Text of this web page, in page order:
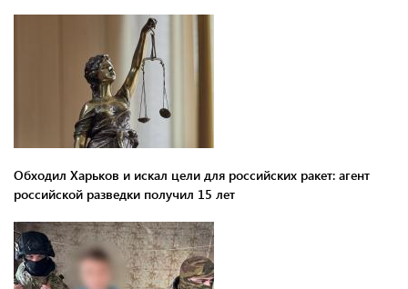
Обходил Харьков и искал цели для российских ракет: агент
российской разведки получил 15 лет